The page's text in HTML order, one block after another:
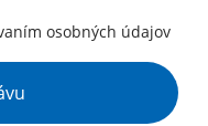
osobných údajov